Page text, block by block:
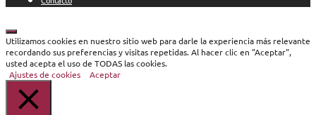
Cerrar
Utilizamos cookies en nuestro sitio web para darle la experiencia más relevante
recordando sus preferencias y visitas repetidas. Al hacer clic en "Aceptar",
usted acepta el uso de TODAS las cookies.
Ajustes de cookies
Aceptar